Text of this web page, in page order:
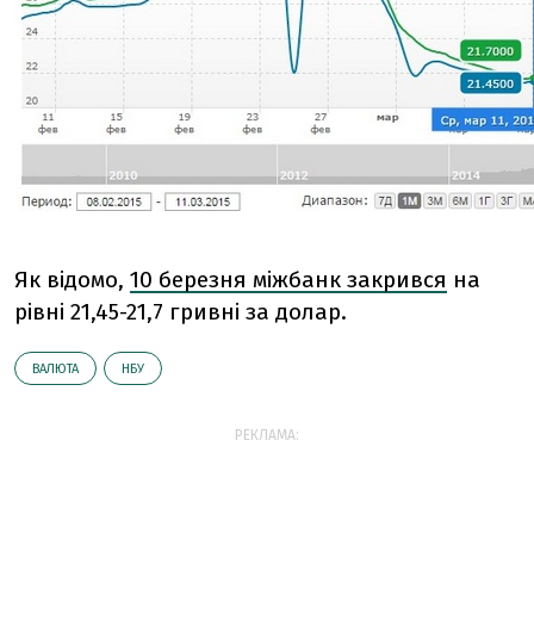
Як відомо, 10 березня міжбанк закрився на
рівні 21,45-21,7 гривні за долар.
ВАЛЮТА НБУ
РЕКЛАМА: